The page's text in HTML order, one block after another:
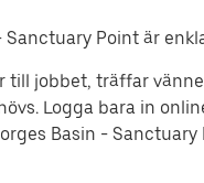
Sanctuary Point är
till jobbet, träffar
Logga bara in
Basin -